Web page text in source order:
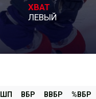
ХВАТ
ЛЕВЫЙ
ШП ВБР ВВБР %ВБР